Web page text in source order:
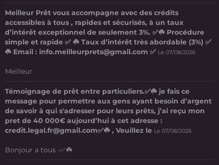
Meilleur Prêt vous accompagne avec des crédits
accessibles à tous , rapides et sécurisés, à un taux
d’intérêt exceptionnel de seulement 3%. ✅☘️ Procédure
simple et rapide ✅ ☘️ Taux d’intérêt très abordable (3%) ✅
☘️ Email : info.meilleurprets@gmail.com ✅ Le 07/08/2026
Meilleur
Témoignage de prêt entre particuliers.✅☘️ je fais ce
message pour permettre aux gens ayant besoin d’argent
de savoir à qui s'adresser pour leurs prêts, j’ai reçu mon
pret de 40 000€ aujourd’hui à cet adresse :
credit.legal.fr@gmail.com✅☘️ , Veuillez le Le 07/08/2026
Bonjour a tous -✅☘️